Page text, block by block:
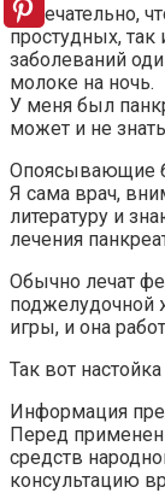
Замечательно,
простудных,
заболеваний
молоке на ночь.
У меня был
может и не
Опоясывающие
Я сама врач,
литературу и
лечения
Обычно лечат
поджелудочной
игры, и она
Так вот
Информация
Перед
средств
консультацию